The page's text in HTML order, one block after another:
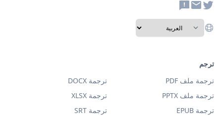
ترجم
ترجمة ملف PDF
ترجمة DOCX
ترجمة ملف PPTX
ترجمة XLSX
ترجمة EPUB
ترجمة SRT